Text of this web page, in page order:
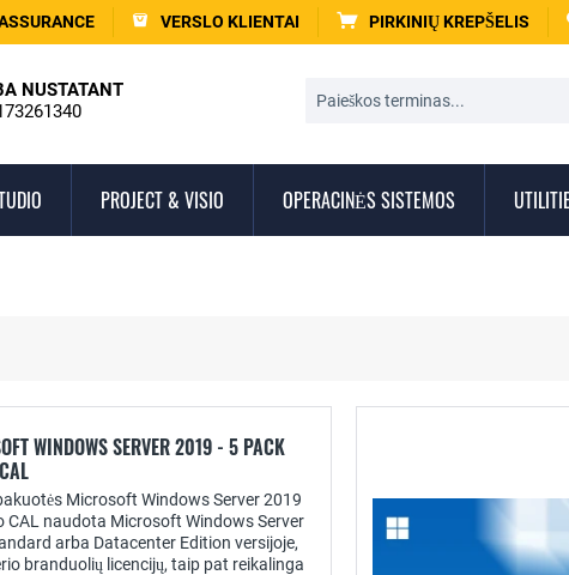
VERSLO KLIENTAI PIRKINIŲ KREPŠELIS
NUSTATANT
PROJECT & VISIO OPERACINĖS SISTEMOS
WINDOWS SERVER 2019 - 5 PACK
Microsoft Windows Server 2019
CAL naudota Microsoft Windows Server
arba Datacenter Edition versijoje,
branduolių licencijų, taip pat reikalinga